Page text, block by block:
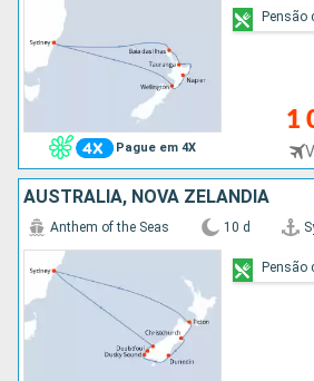
Pague em 4X
1
Pensão
AUSTRALIA, NOVA ZELANDIA
Anthem of the Seas 10 d
Pensão